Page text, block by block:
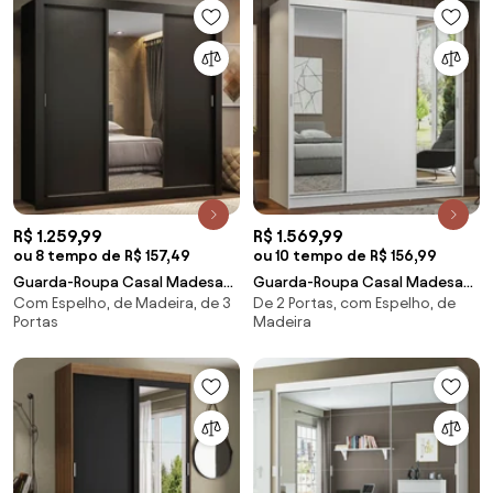
R$ 1.259,99
ou 8 tempo de R$ 157,49
Guarda-Roupa Casal Madesa
Lyon 3 Portas de Correr com
Espelho 2 Gavetas Preto
Com Espelho, de Madeira, de 3
Portas
R$ 1.569,99
ou 10 tempo de R$ 156,99
Guarda-Roupa Casal Madesa
Reno 3 Portas de Correr com
Espelhos Branco Cor:Branco
De 2 Portas, com Espelho, de
Madeira